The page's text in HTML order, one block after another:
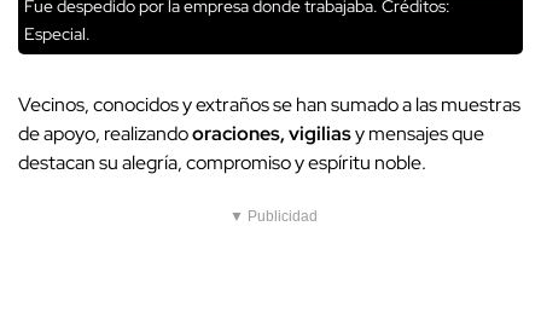
Fue despedido por la empresa donde trabajaba. Créditos:
Especial.
Vecinos, conocidos y extraños se han sumado a las muestras
de apoyo, realizandooraciones, vigiliasy mensajes que
destacan su alegría, compromiso y espíritu noble.
▼ Publicidad